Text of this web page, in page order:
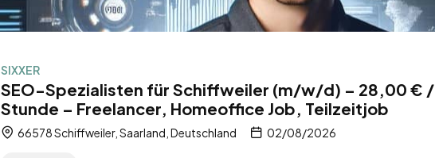
SIXXER
SEO-Spezialisten für Schiffweiler (m/w/d) – 28,00 € /
Stunde – Freelancer, Homeoffice Job, Teilzeitjob
66578 Schiffweiler, Saarland, Deutschland 02/08/2026